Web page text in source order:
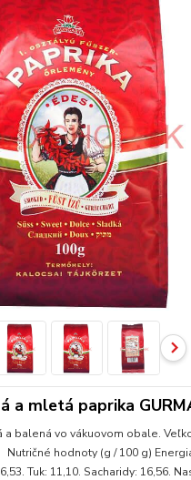
a mletá paprika
a balená vo vákuovom obale.
hodnoty (g / 100 g)
Tuk: 11,10. Sacharidy: 16,56.